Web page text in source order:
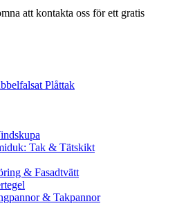
att kontakta oss för ett gratis
Plåttak
Tak & Tätskikt
& Fasadtvätt
& Takpannor